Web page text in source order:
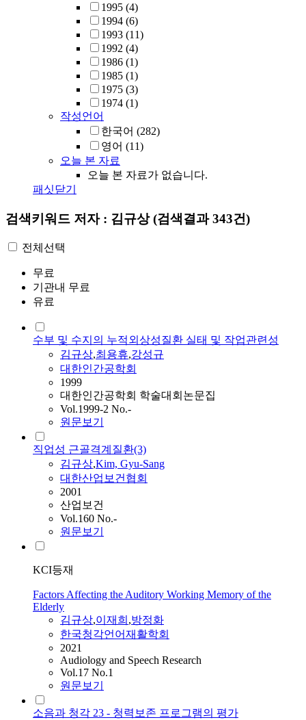
1995 (4)
1994 (6)
1993 (11)
1992 (4)
1986 (1)
1985 (1)
1975 (3)
1974 (1)
작성언어
한국어 (282)
영어 (11)
오늘 본 자료
오늘 본 자료가 없습니다.
패싯닫기
검색키워드 저자 : 김규상(검색결과 343건)
전체선택
무료
기관내 무료
유료
수부 및 수지의 누적외상성질환 실태 및 작업관련성
김규상,최용휴,강성규
대한인간공학회
1999
대한인간공학회 학술대회논문집
Vol.1999-2 No.-
원문보기
직업성 근골격계질환(3)
김규상,Kim, Gyu-Sang
대한산업보건협회
2001
산업보건
Vol.160 No.-
원문보기
KCI등재
Factors Affecting the Auditory Working Memory of the
Elderly
김규상,이재희 ,방정화
한국청각언어재활학회
2021
Audiology and Speech Research
Vol.17 No.1
원문보기
소음과 청각 23 - 청력보존 프로그램의 평가